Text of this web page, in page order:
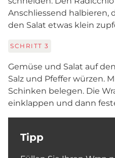
Anschliessend
den Salat etwas klein
SCHRITT 3
Gemüse und Salat auf
Salz und Pfeffer würzen.
Schinken belegen. Die
einklappen und dann
Tipp